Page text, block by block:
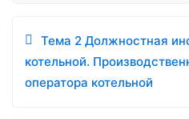
Тема 2 Должностная
котельной.
оператора котельной